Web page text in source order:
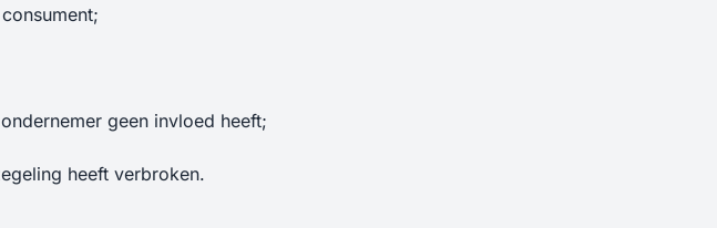
geen invloed heeft;
heeft verbroken.